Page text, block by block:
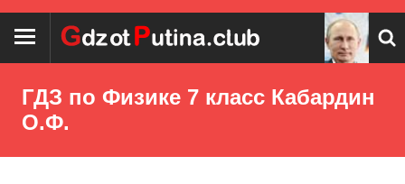
ГДЗ по Физике 7 класс Кабардин
О.Ф.